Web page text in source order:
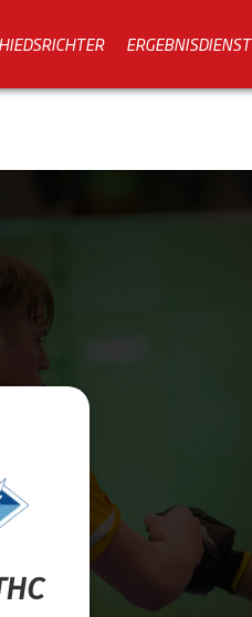
ERGEBNISDIENST